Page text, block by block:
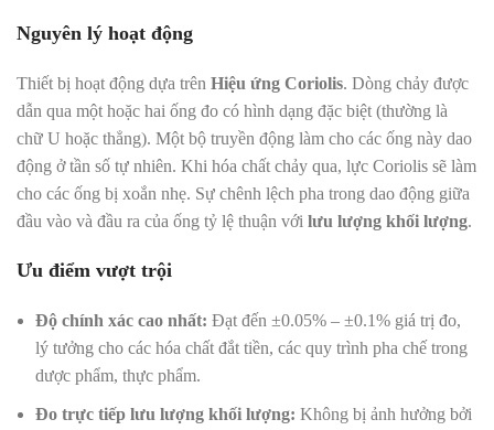
Nguyên lý hoạt động
Thiết bị hoạt động dựa trên Hiệu ứng Coriolis. Dòng chảy được
dẫn qua một hoặc hai ống đo có hình dạng đặc biệt (thường là
chữ U hoặc thẳng). Một bộ truyền động làm cho các ống này dao
động ở tần số tự nhiên. Khi hóa chất chảy qua, lực Coriolis sẽ làm
cho các ống bị xoắn nhẹ. Sự chênh lệch pha trong dao động giữa
đầu vào và đầu ra của ống tỷ lệ thuận với lưu lượng khối lượng.
Ưu điểm vượt trội
Độ chính xác cao nhất: Đạt đến ±0.05% – ±0.1% giá trị đo,
lý tưởng cho các hóa chất đắt tiền, các quy trình pha chế trong
dược phẩm, thực phẩm.
Đo trực tiếp lưu lượng khối lượng: Không bị ảnh hưởng bởi